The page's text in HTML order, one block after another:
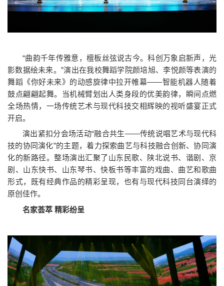
“曲韵千年传雅意，檀板丝弦说古今。科创万象启新声，光
影数据绘未来。”演出在我校舞蹈学院颜培旭、李悦颜等表演的
舞蹈《你好未来》的动感旋律中拉开帷幕——智能机器人随着
鼓点翩翩起舞。当机械臂划出人类身段的优美韵律，瞬间点燃
全场热情，一场传统艺术与现代科技交相辉映的视听盛宴正式
开启。
演出紧扣分会场活动“融合共生——传统说唱艺术与现代科
技的协同演化”的主题，着力探索曲艺与科技融合创新、协同演
化的新路径。整场演出汇聚了山东民歌、陕北说书、谐剧、京
剧、山东快书、山东琴书、快板书等丰富的戏曲、曲艺和歌曲
形式，既有经典作品的精彩呈现，也有与现代科技同台演绎的
原创佳作。
名家荟萃 精彩纷呈